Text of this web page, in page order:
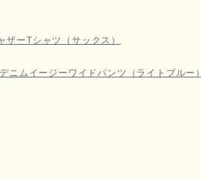
ザーTシャツ（サックス）
ニムイージーワイドパンツ（ライトブルー）